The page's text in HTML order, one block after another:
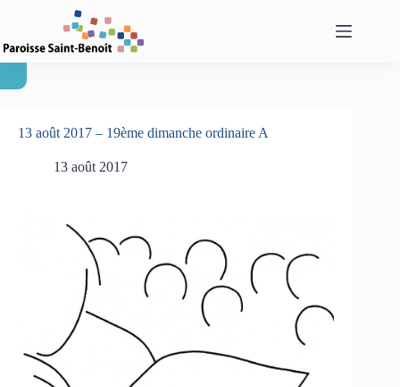
13 août 2017 – 19ème dimanche ordinaire A
13 août 2017